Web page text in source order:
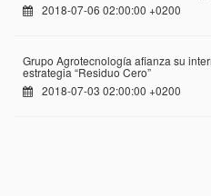
2018-07-06 02:00:00 +0200
Grupo Agrotecnología afianza su
estrategia “Residuo Cero”
2018-07-03 02:00:00 +0200